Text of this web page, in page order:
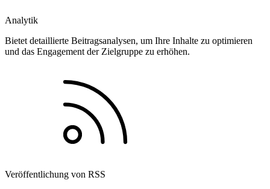
Analytik
Bietet detaillierte Beitragsanalysen, um Ihre Inhalte zu optimieren
und das Engagement der Zielgruppe zu erhöhen.
Veröffentlichung von RSS